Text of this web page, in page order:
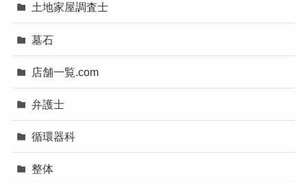
土地家屋調査士
墓石
店舗一覧.com
弁護士
循環器科
整体